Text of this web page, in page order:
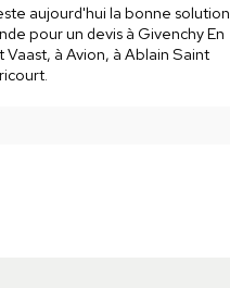
aujourd'hui la bonne solution
pour un devis à Givenchy En
à Avion, à Ablain Saint